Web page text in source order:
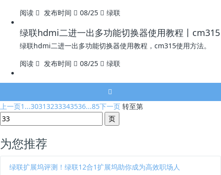
阅读
发布时间 08/25 绿联
绿联hdmi二进一出多功能切换器使用教程丨cm315
绿联hdmi二进一出多功能切换器使用教程，cm315使用方法。
阅读
发布时间 08/25 绿联
上一页1...30313233343536...85下一页 转至第
为您推荐
绿联扩展坞评测！绿联12合1扩展坞助你成为高效职场人